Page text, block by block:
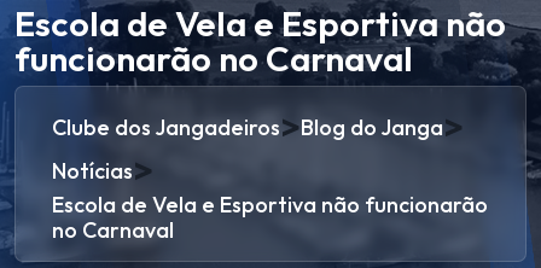
Escola de Vela e Esportiva não
funcionarão no Carnaval
Clube dos Jangadeiros>Blog do Janga>
Notícias>
Escola de Vela e Esportiva não funcionarão
no Carnaval